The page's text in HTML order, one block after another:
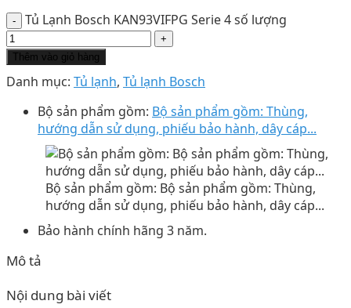
Tủ Lạnh Bosch KAN93VIFPG Serie 4 số lượng
Thêm vào giỏ hàng
Danh mục: Tủ lạnh, Tủ lạnh Bosch
Bộ sản phẩm gồm: Bộ sản phẩm gồm: Thùng,
hướng dẫn sử dụng, phiếu bảo hành, dây cáp...
Bộ sản phẩm gồm: Bộ sản phẩm gồm: Thùng,
hướng dẫn sử dụng, phiếu bảo hành, dây cáp...
Bảo hành chính hãng 3 năm.
Mô tả
Nội dung bài viết